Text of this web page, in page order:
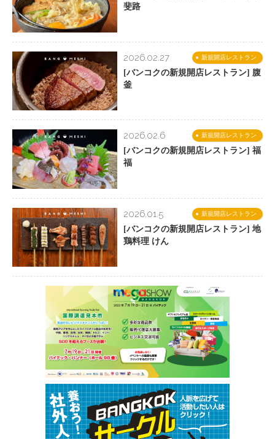
斐路
新規開店レストラン
2026.02.27
[バンコクの新規開店レストラン] 腹
釜
新規開店レストラン
2026.02.6
[バンコクの新規開店レストラン] 福
福
新規開店レストラン
2026.01.5
[バンコクの新規開店レストラン] 地
鶏料理 けん